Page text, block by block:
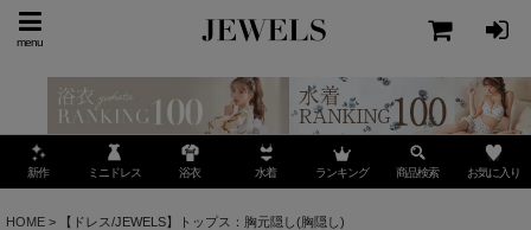
menu
新作 ミニドレス 浴衣 水着 ランキング 商品検索 お気に入り
HOME > 【ドレス/JEWELS】トップス：胸元隠し(胸隠し)